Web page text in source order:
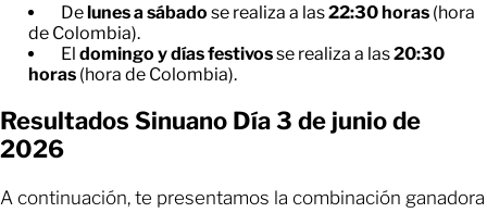
Delunes a sábado se realiza a las22:30 horas (hora
de Colombia).
El domingo y días festivosse realiza a las20:30
horas (hora de Colombia).
Resultados Sinuano Día 3 de junio de
2026
A continuación, te presentamos la combinación ganadora